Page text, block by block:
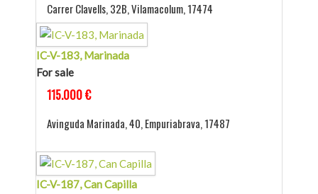
Carrer Clavells, 32B, Vilamacolum, 17474
IC-V-183, Marinada
For sale
115.000 €
Avinguda Marinada, 40, Empuriabrava, 17487
IC-V-187, Can Capilla